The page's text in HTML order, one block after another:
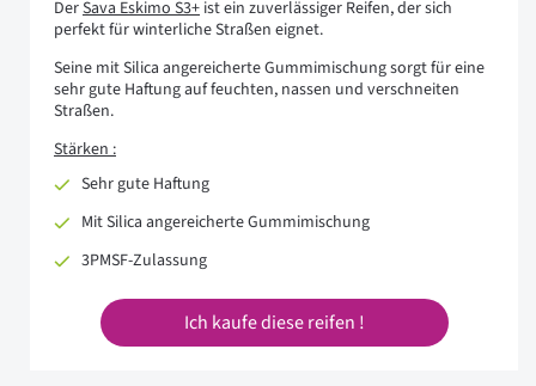
DerSava Eskimo S3+ ist ein zuverlässiger Reifen, der sich
perfekt für winterliche Straßen eignet.
Seine mit Silica angereicherte Gummimischung sorgt für eine
sehr gute Haftung auf feuchten, nassen und verschneiten
Straßen.
Stärken :
Sehr gute Haftung
Mit Silica angereicherte Gummimischung
3PMSF-Zulassung
Ich kaufe diese reifen !